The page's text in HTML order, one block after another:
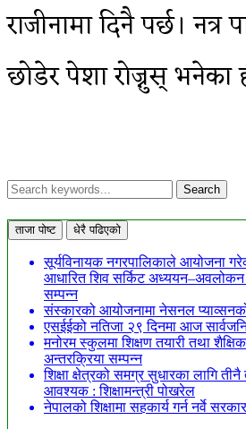
राजीनामा दिनै पर्छ। नत्र
छोडेर पेशा रोज्नुस् भनेका
ताजा पोष्ट धेरै पढिएको
सूर्यविनायक नगरपालिकाले आयोजना
आधारित शिव सर्किट
सम्पन्न
संस्कारको आयोजनामा नेसनल प्याव्सनको
एसईईको नतिजा २९ दिनमा आज
मनोरम स्कुलमा शिक्षण तयारी तथा
अन्तरक्रिया सम्पन्न
शिक्षा क्षेत्रको समग्र सुधारका लागि
आवश्यक : शिक्षामन्त्री पोखरेल
नेपालको शिक्षामा सहकार्य गर्न नर्वे